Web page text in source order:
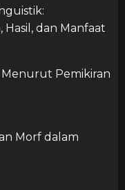
dan Manfaat
Pemikiran
Morf dalam